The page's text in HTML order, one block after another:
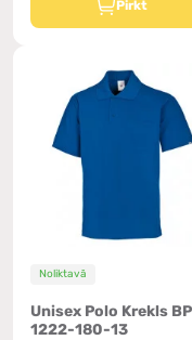
Pirkt
Noliktavā
Unisex Polo Krekls
1222-180-13